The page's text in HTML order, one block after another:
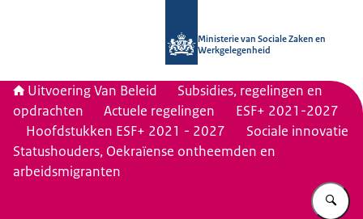
Ministerie van Sociale Zaken en
Werkgelegenheid
Uitvoering Van Beleid
Subsidies, regelingen en
opdrachten
Actuele regelingen
ESF+ 2021-2027
Hoofdstukken ESF+ 2021 - 2027
Sociale innovatie
Statushouders, Oekraïense ontheemden en
arbeidsmigranten